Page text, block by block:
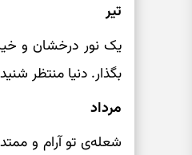
تیر
یک نور درخشان و
بگذار. دنیا منتظر
مرداد
شعله‌ی تو آرام و